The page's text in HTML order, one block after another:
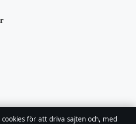
för att driva sajten och, med